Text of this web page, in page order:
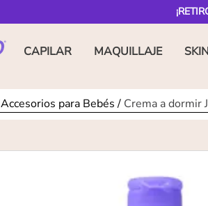
CAPILAR MAQUILLAJE
Accesorios para Bebés Crema a dormir